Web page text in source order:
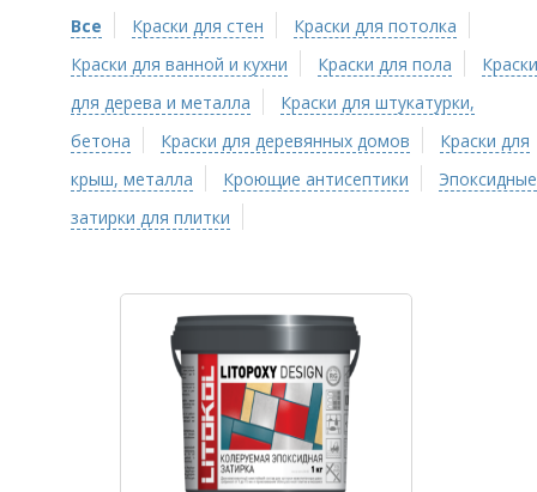
Все Краски для стен
Краски для потолка
Краски для ванной и кухни
Краски для пола
Краски
для дерева и металла
Краски для штукатурки,
бетона
Краски для деревянных домов
Краски для
крыш, металла
Кроющие антисептики
Эпоксидные
затирки для плитки